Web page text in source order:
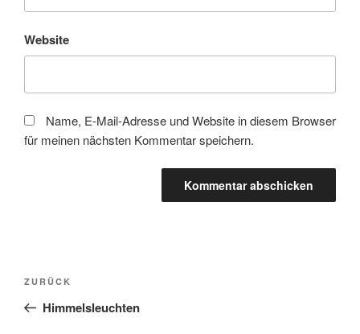
Website
Name, E-Mail-Adresse und Website in diesem Browser
für meinen nächsten Kommentar speichern.
Beitragsnavigation
Vorheriger
Beitrag
ZURÜCK
Himmelsleuchten